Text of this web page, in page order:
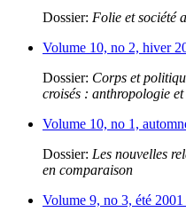
Dossier: Folie et société
Volume 10, no 2, hiver
Dossier: Corps et
croisés : anthropologie
Volume 10, no 1,
Dossier: Les nouvelles
en comparaison
Volume 9, no 3, été